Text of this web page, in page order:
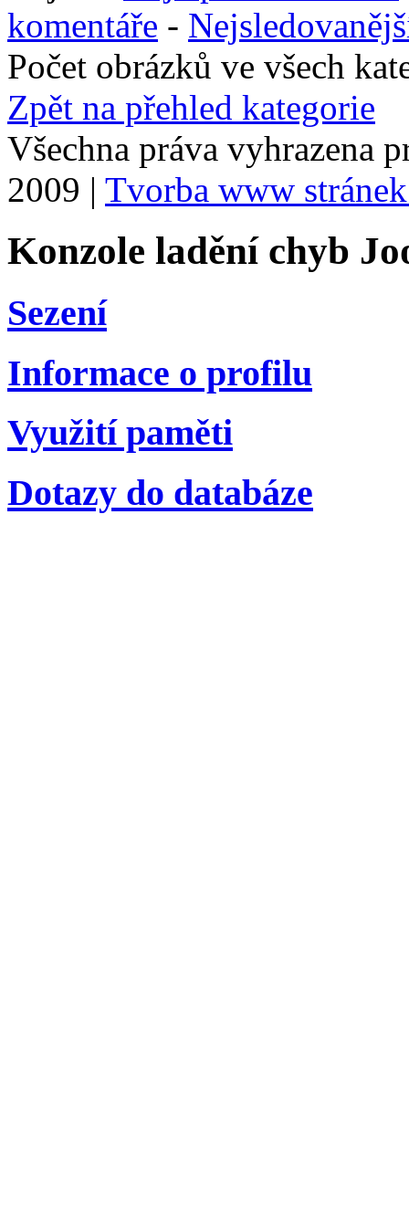
komentáře -
Počet obrázků ve všech
Zpět na přehled kategorie
Všechna práva vyhrazena
2009 | Tvorba www
Konzole ladění chyb
Sezení
Informace o profilu
Využití paměti
Dotazy do databáze